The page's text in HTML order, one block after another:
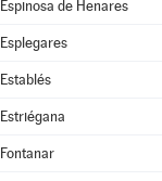
Espinosa de Henares
Esplegares
Establés
Estriégana
Fontanar